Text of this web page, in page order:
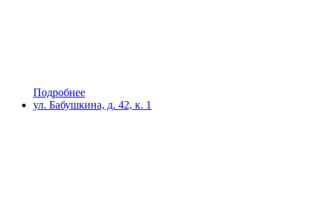
Подробнее
ул. Бабушкина, д. 42, к. 1